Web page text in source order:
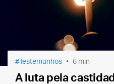
Testemunhos 6 min
A luta pela